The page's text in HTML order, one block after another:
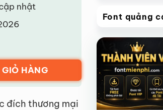
nhật
HÀNG
đích thương mại
Font quảng
Giảm giá!